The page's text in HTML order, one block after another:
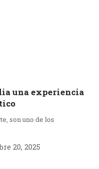
una experiencia
son uno de los
20, 2025